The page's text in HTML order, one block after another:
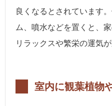
良くなるとされています
ム、噴水などを置くと、
リラックスや繁栄の運気
室内に観葉植物